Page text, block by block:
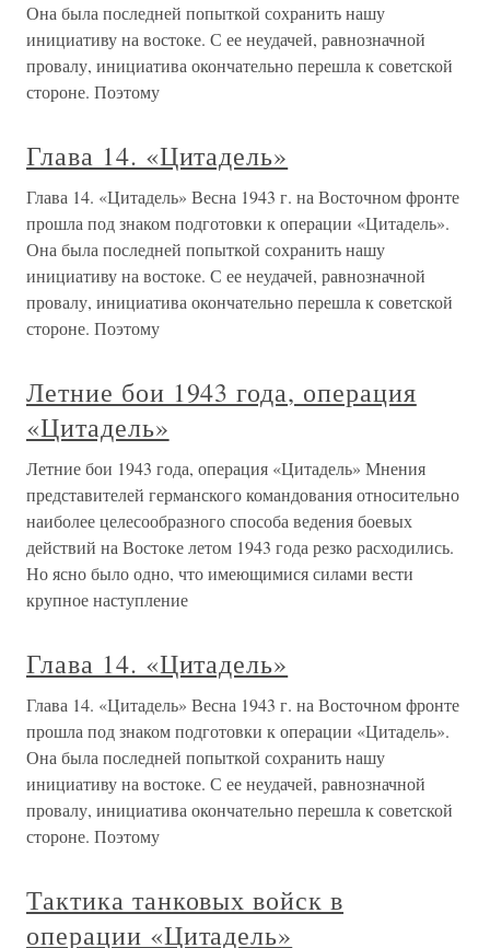
Она была последней попыткой сохранить нашу
инициативу на востоке. С ее неудачей, равнозначной
провалу, инициатива окончательно перешла к советской
стороне. Поэтому
Глава 14. «Цитадель»
Глава 14. «Цитадель» Весна 1943 г. на Восточном фронте
прошла под знаком подготовки к операции «Цитадель».
Она была последней попыткой сохранить нашу
инициативу на востоке. С ее неудачей, равнозначной
провалу, инициатива окончательно перешла к советской
стороне. Поэтому
Летние бои 1943 года, операция
«Цитадель»
Летние бои 1943 года, операция «Цитадель» Мнения
представителей германского командования относительно
наиболее целесообразного способа ведения боевых
действий на Востоке летом 1943 года резко расходились.
Но ясно было одно, что имеющимися силами вести
крупное наступление
Глава 14. «Цитадель»
Глава 14. «Цитадель» Весна 1943 г. на Восточном фронте
прошла под знаком подготовки к операции «Цитадель».
Она была последней попыткой сохранить нашу
инициативу на востоке. С ее неудачей, равнозначной
провалу, инициатива окончательно перешла к советской
стороне. Поэтому
Тактика танковых войск в
операции «Цитадель»